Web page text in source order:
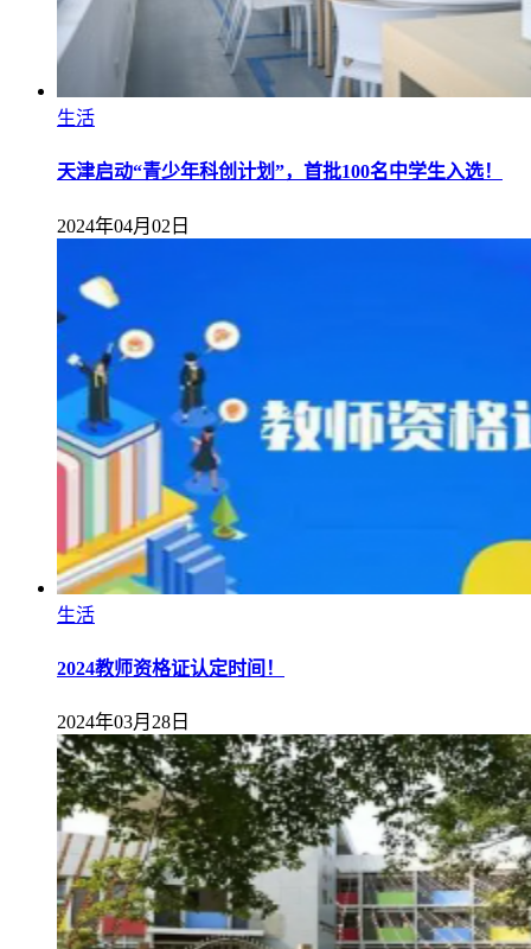
生活
天津启动“青少年科创计划”，首批100名中学生入选！
2024年04月02日
生活
2024教师资格证认定时间！
2024年03月28日